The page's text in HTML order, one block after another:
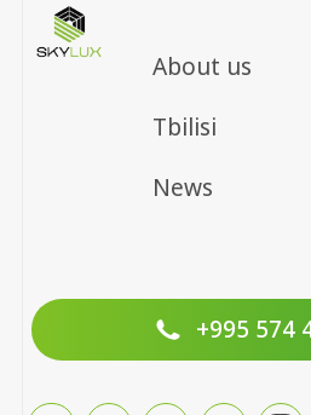
About us
Tbilisi
News
+995 574